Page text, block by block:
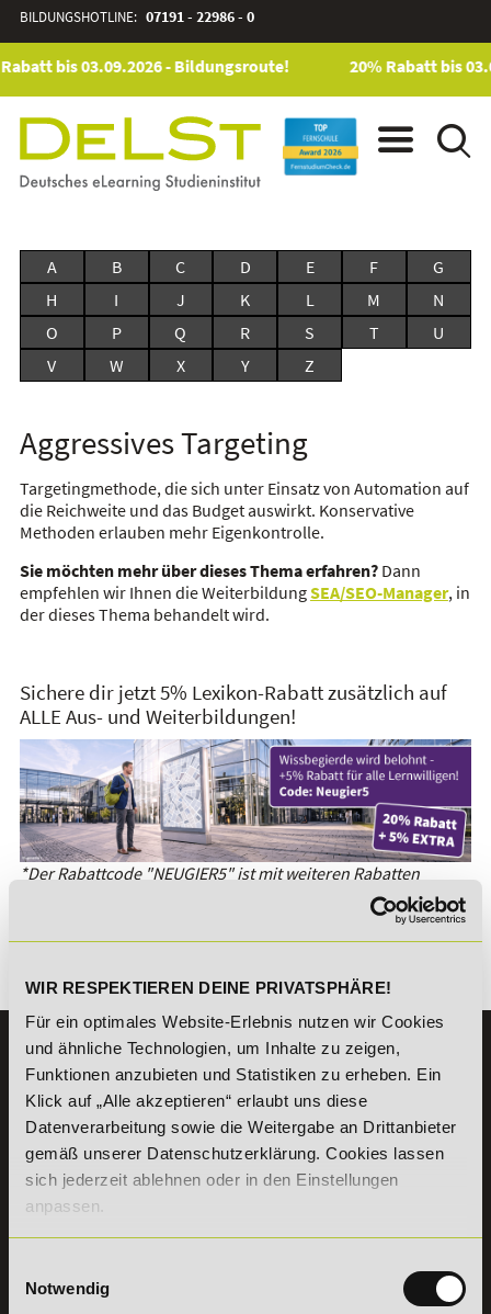
WIR RESPEKTIEREN DEINE PRIVATSPHÄRE!
Für ein optimales Website-Erlebnis nutzen wir Cookies
und ähnliche Technologien, um Inhalte zu zeigen,
Funktionen anzubieten und Statistiken zu erheben. Ein
Klick auf „Alle akzeptieren“ erlaubt uns diese
Datenverarbeitung sowie die Weitergabe an Drittanbieter
gemäß unserer Datenschutzerklärung. Cookies lassen
sich jederzeit ablehnen oder in den Einstellungen
anpassen.
Notwendig
BILDUNGSHOTLINE: 07191 - 22986 - 0
bis 03.09.2026 - Bildungsroute! 20% Rabatt bis
A B C D E F
G
H
I J K L M
N
O
P Q R S T
U
V
W X Y Z
Aggressives Targeting
Targetingmethode, die sich unter Einsatz von Automation auf
die Reichweite und das Budget auswirkt. Konservative
Methoden erlauben mehr Eigenkontrolle.
Sie möchten mehr über dieses Thema erfahren? Dann
empfehlen wir Ihnen die WeiterbildungSEA/SEO-Manager, in
der dieses Thema behandelt wird.
Sichere dir jetzt 5% Lexikon-Rabatt zusätzlich auf
ALLE Aus- und Weiterbildungen!
*Der Rabattcode "NEUGIER5" ist mit weiteren Rabatten
Es gibt keine Einträge mit diesem Anfangsbuchstaben.
KONTAKT
07191 - 22986 - 0
+49 (0) 7191 9513203
DeLSt GmbH - Deutsches eLearning Studieninstitut
Willy-Brandt-Platz 2
71522
Erreichbarkeit: